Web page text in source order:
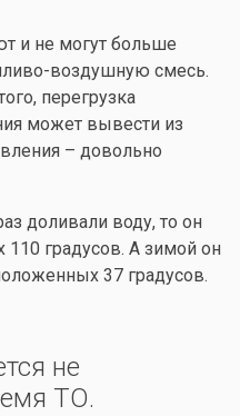
и не могут больше
воздушную смесь.
перегрузка
может вывести из
– довольно
доливали воду, то он
градусов. А зимой он
37 градусов.
не
ТО.